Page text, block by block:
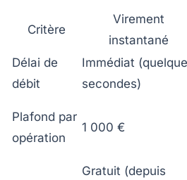
Critère
Virement
instantané
Délai de
débit
Immédiat
secondes)
Plafond par
opération
1 000 €
Gratuit (depuis